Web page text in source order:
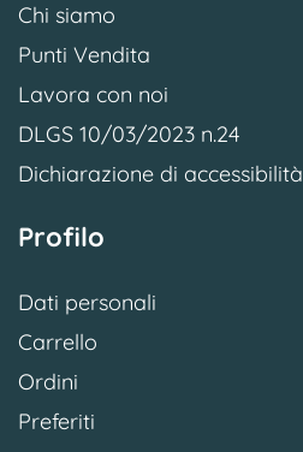
Chi siamo
Punti Vendita
Lavora con noi
DLGS 10/03/2023 n.24
Dichiarazione di accessibilità
Profilo
Dati personali
Carrello
Ordini
Preferiti